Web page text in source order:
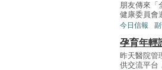
朋友傳來「
健康委員會
今日信報
孕育年輕
昨天醫院管
供交流平台